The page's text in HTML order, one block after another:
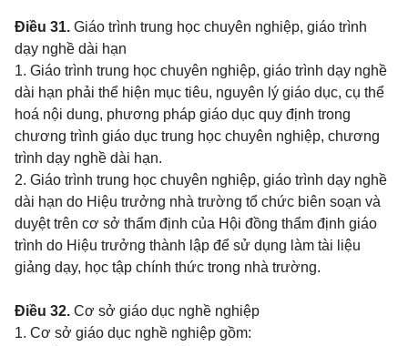
Điều 31. Giáo trình trung học chuyên nghiệp, giáo trình
dạy nghề dài hạn
1. Giáo trình trung học chuyên nghiệp, giáo trình dạy nghề
dài hạn phải thể hiện mục tiêu, nguyên lý giáo dục, cụ thể
hoá nội dung, phương pháp giáo dục quy định trong
chương trình giáo dục trung học chuyên nghiệp, chương
trình dạy nghề dài hạn.
2. Giáo trình trung học chuyên nghiệp, giáo trình dạy nghề
dài hạn do Hiệu trưởng nhà trường tổ chức biên soạn và
duyệt trên cơ sở thẩm định của Hội đồng thẩm định giáo
trình do Hiệu trưởng thành lập để sử dụng làm tài liệu
giảng dạy, học tập chính thức trong nhà trường.
Điều 32. Cơ sở giáo dục nghề nghiệp
1. Cơ sở giáo dục nghề nghiệp gồm: